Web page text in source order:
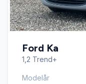
Ford Ka
1,2 Trend+
Modelår